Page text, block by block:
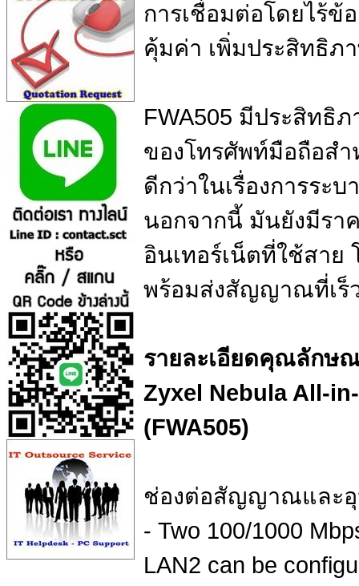
การเชื่อมต่อโดยไร้ข้
คุ้มค่า เพิ่มประสิทธิภ
FWA505 มีประสิทธิ
ของโทรศัพท์มือถือส
ดีกว่าในเรื่องการระ
นอกจากนี้ มันยังมีรา
อินเทอร์เน็ตที่ใช้สาย
พร้อมส่งสัญญาณที่เร็
รายละเอียดคุณลักษ
Zyxel Nebula All-
(FWA505)
ช่องต่อสัญญาณและ
- Two 100/1000
LAN2 can be